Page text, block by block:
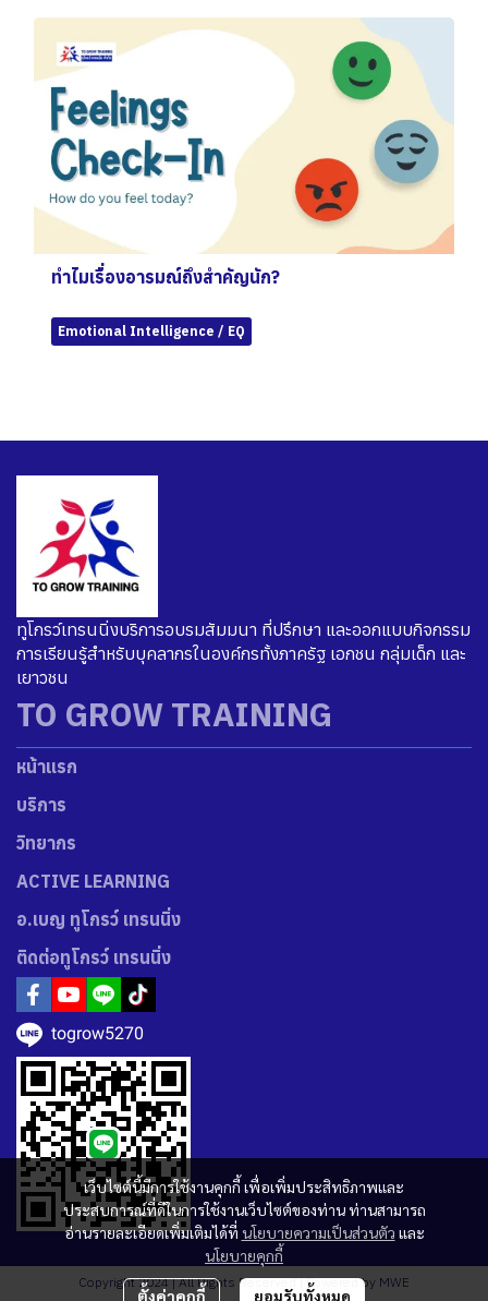
ทำไมเรื่องอารมณ์ถึงสำคัญนัก?
Emotional Intelligence / EQ
เว็บไซต์นี้มีการใช้งานคุกกี้ เพื่อเพิ่มประสิทธิภาพและ
ประสบการณ์ที่ดีในการใช้งานเว็บไซต์ของท่าน ท่านสามารถ
อ่านรายละเอียดเพิ่มเติมได้ที่ นโยบายความเป็นส่วนตัว และ
นโยบายคุกกี้
ตั้งค่าคุกกี้ ยอมรับทั้งหมด
ทูโกรว์เทรนนิ่งบริการอบรมสัมมนา ที่ปรึกษา และออกแบบกิจกรรม
การเรียนรู้สำหรับบุคลากรในองค์กรทั้งภาครัฐ เอกชน กลุ่มเด็ก และ
เยาวชน
TO GROW TRAINING
หน้าแรก
บริการ
วิทยากร
ACTIVE LEARNING
อ.เบญ ทูโกรว์ เทรนนิ่ง
ติดต่อทูโกรว์ เทรนนิ่ง
togrow5270
Copyright 2024 | All Rights Reserved | Powered by MWE